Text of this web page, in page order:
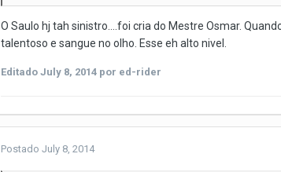
O Saulo hj tah sinistro....foi cria do Mestre Osmar.
talentoso e sangue no olho. Esse eh alto nivel.
Editado July 8, 2014 por ed-rider
Postado July 8, 2014